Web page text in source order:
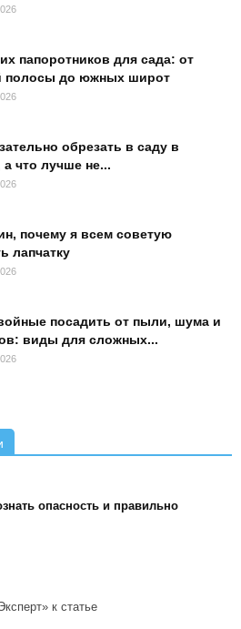
папоротников для сада: от
полосы до южных широт
обрезать в саду в
а что лучше не...
почему я всем советую
лапчатку
посадить от пыли, шума и
виды для сложных...
опасность и правильно
к статье